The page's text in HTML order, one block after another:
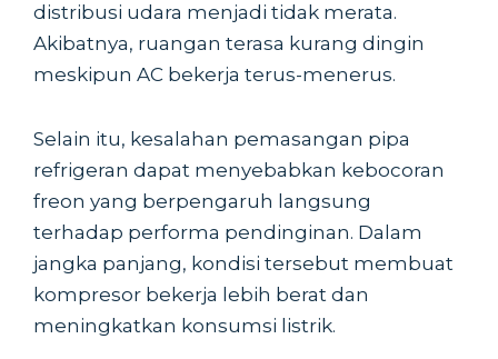
distribusi udara menjadi tidak merata.
Akibatnya, ruangan terasa kurang dingin
meskipun AC bekerja terus-menerus.
Selain itu, kesalahan pemasangan pipa
refrigeran dapat menyebabkan kebocoran
freon yang berpengaruh langsung
terhadap performa pendinginan. Dalam
jangka panjang, kondisi tersebut membuat
kompresor bekerja lebih berat dan
meningkatkan konsumsi listrik.